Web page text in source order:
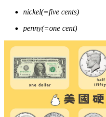
nickel(=five cents)
penny(=one cent)